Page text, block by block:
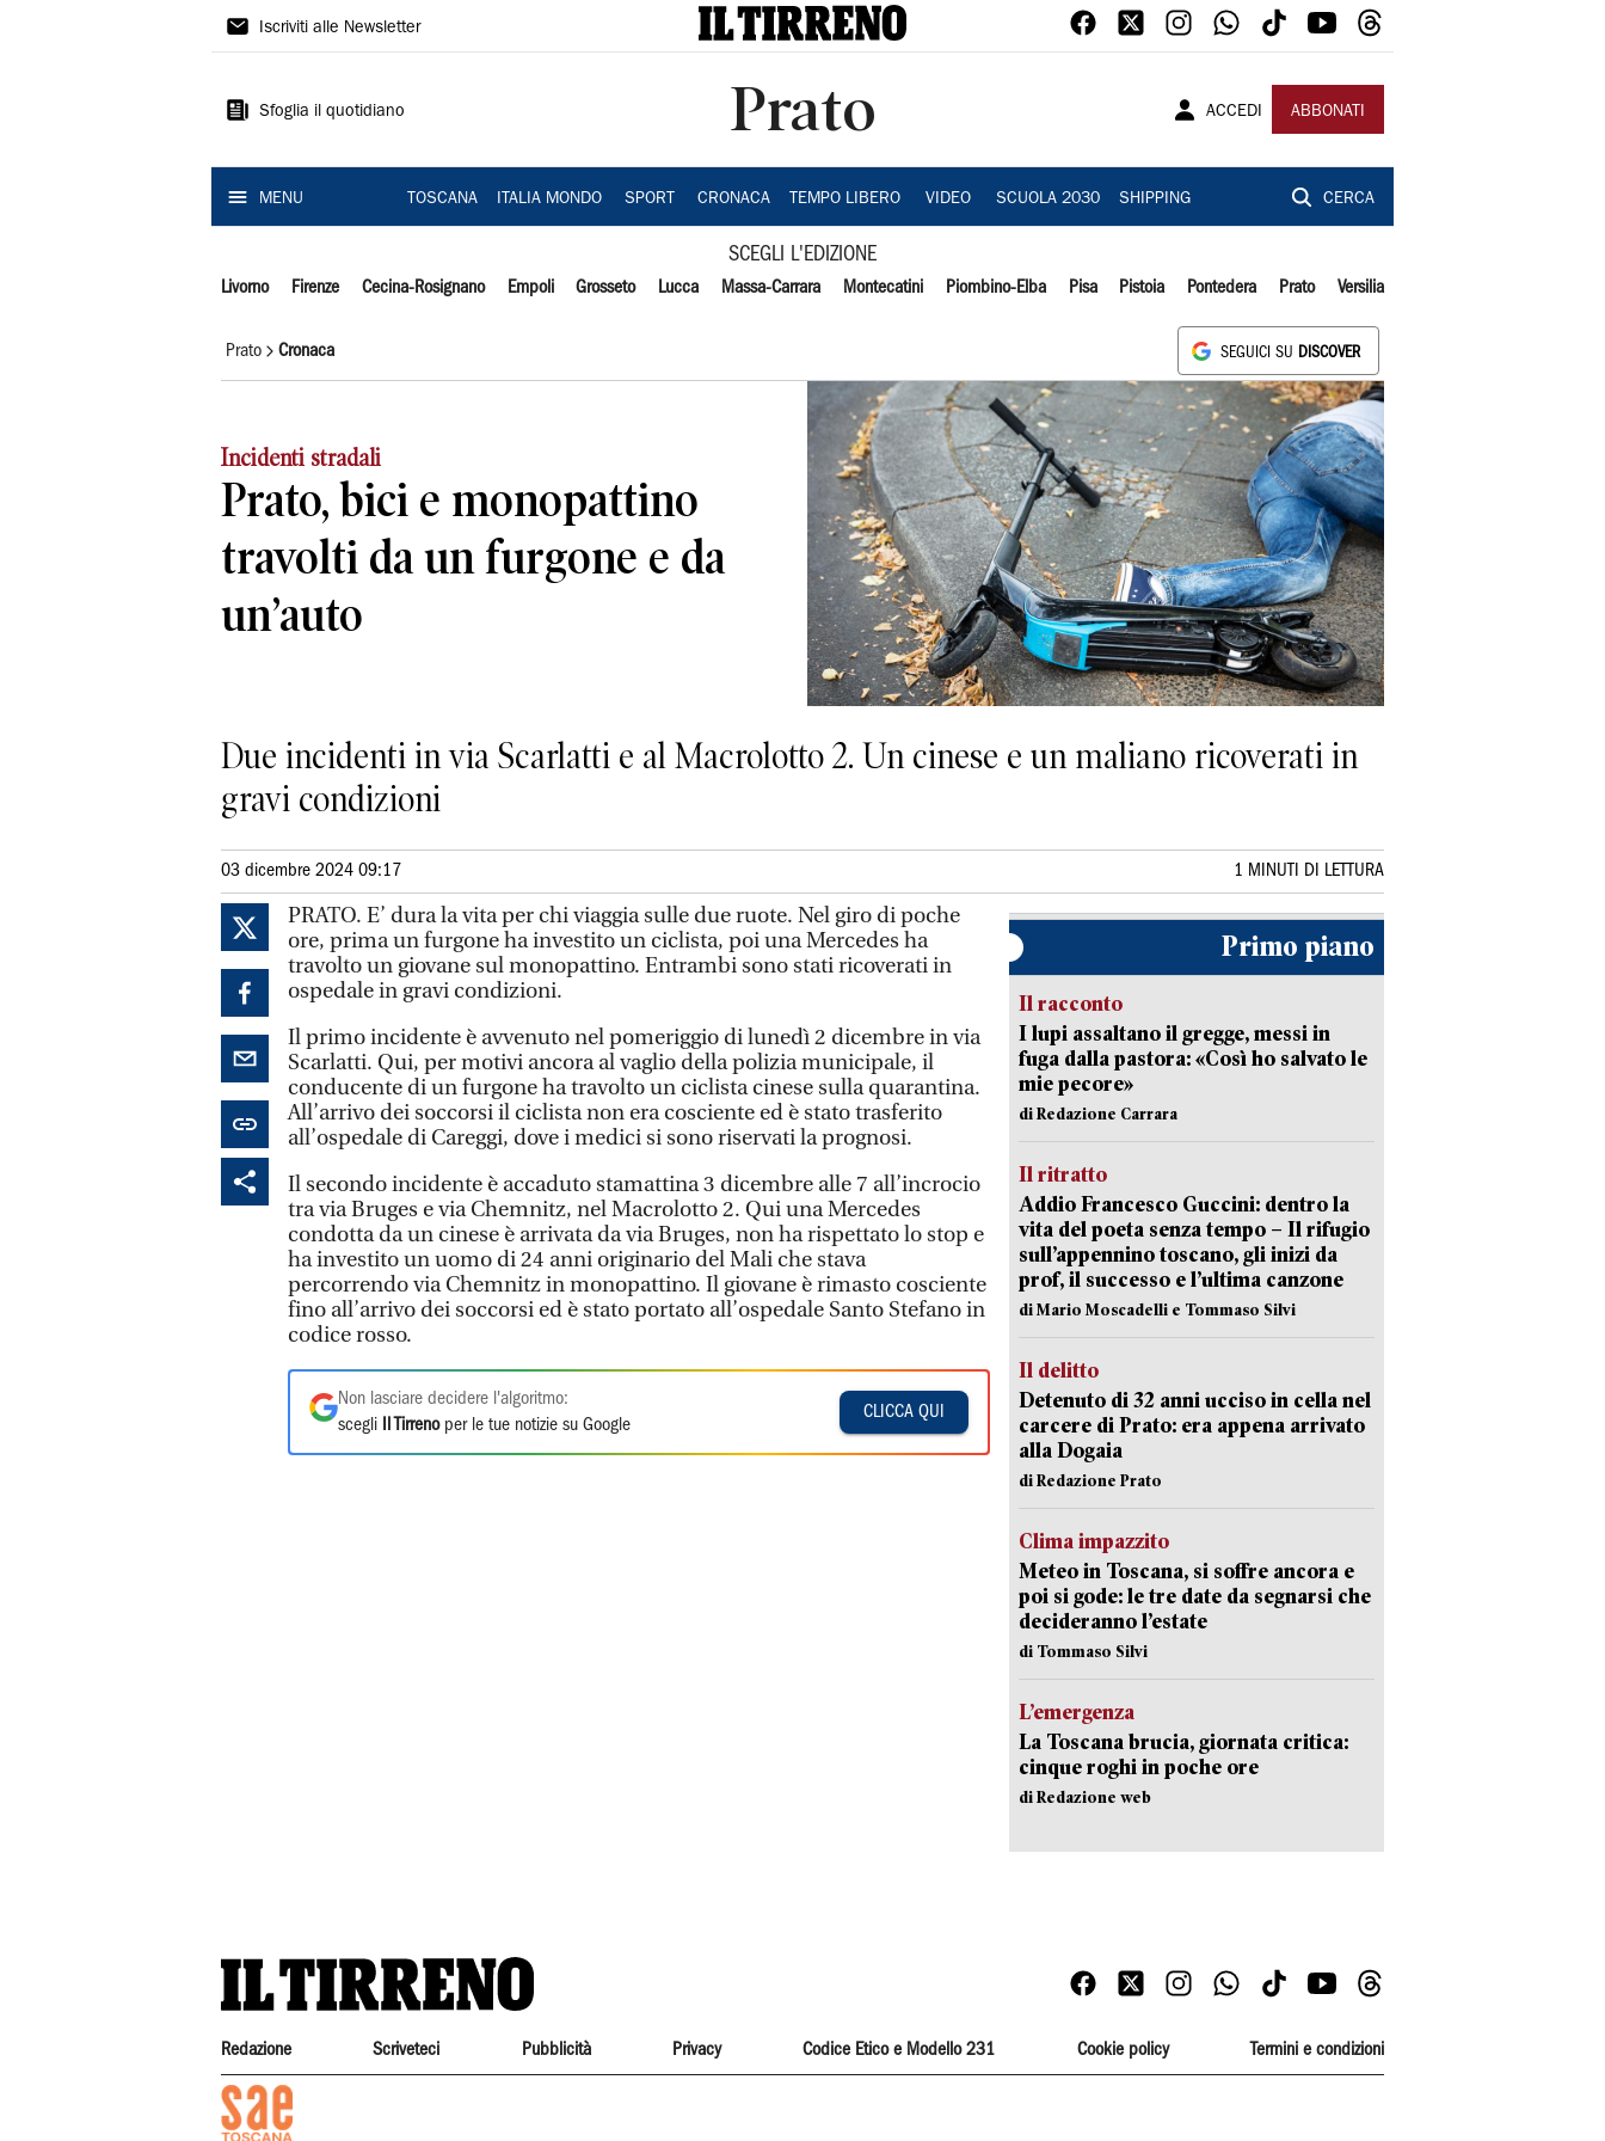
Il
Iscriviti alle Newsletter
Sfoglia il quotidiano Prato ACCEDI ABBONATI
MENU TOSCANA ITALIA MONDO SPORT CRONACA TEMPO LIBERO VIDEO SCUOLA 2030 SHIPPING CERCA
SCEGLI L'EDIZIONE
Livorno Firenze Cecina-Rosignano Empoli Grosseto Lucca Massa-Carrara Montecatini Piombino-Elba Pisa Pistoia Pontedera Prato Versilia
Prato Cronaca SEGUICI SU DISCOVER
Incidenti stradali
Prato, bici e monopattino
travolti da un furgone e da
un’auto
Due incidenti in via Scarlatti e al Macrolotto 2. Un cinese e un maliano ricoverati in
gravi condizioni
03 dicembre 2024 09:17 1 MINUTI DI LETTURA
PRATO. E’ dura la vita per chi viaggia sulle due ruote. Nel giro di poche
ore, prima un furgone ha investito un ciclista, poi una Mercedes ha
travolto un giovane sul monopattino. Entrambi sono stati ricoverati in
ospedale in gravi condizioni.
Il primo incidente è avvenuto nel pomeriggio di lunedì 2 dicembre in via
Scarlatti. Qui, per motivi ancora al vaglio della polizia municipale, il
conducente di un furgone ha travolto un ciclista cinese sulla quarantina.
All’arrivo dei soccorsi il ciclista non era cosciente ed è stato trasferito
all’ospedale di Careggi, dove i medici si sono riservati la prognosi.
Il secondo incidente è accaduto stamattina 3 dicembre alle 7 all’incrocio
tra via Bruges e via Chemnitz, nel Macrolotto 2. Qui una Mercedes
condotta da un cinese è arrivata da via Bruges, non ha rispettato lo stop e
ha investito un uomo di 24 anni originario del Mali che stava
percorrendo via Chemnitz in monopattino. Il giovane è rimasto cosciente
fino all’arrivo dei soccorsi ed è stato portato all’ospedale Santo Stefano in
codice rosso.
Non lasciare decidere l'algoritmo:
scegli
Il Tirrenoper le tue notizie su Google
CLICCA QUI
Primo piano
Il racconto
I lupi assaltano il gregge, messi in
fuga dalla pastora: «Così ho salvato le
mie pecore»
di Redazione Carrara
Il ritratto
Addio Francesco Guccini: dentro la
vita del poeta senza tempo – Il rifugio
sull’appennino toscano, gli inizi da
prof, il successo e l’ultima canzone
di Mario Moscadelli e Tommaso Silvi
Il delitto
Detenuto di 32 anni ucciso in cella nel
carcere di Prato: era appena arrivato
alla Dogaia
di Redazione Prato
Clima impazzito
Meteo in Toscana, si soffre ancora e
poi si gode: le tre date da segnarsi che
decideranno l’estate
di Tommaso Silvi
L’emergenza
La Toscana brucia, giornata critica:
cinque roghi in poche ore
di Redazione web
Redazione Scriveteci Pubblicità Privacy Codice Etico e Modello 231 Cookie policy Termini e condizioni